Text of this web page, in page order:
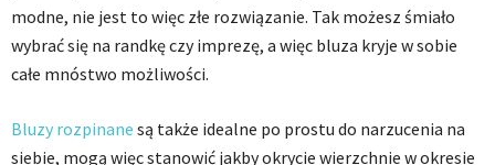
modne, nie jest to więc złe rozwiązanie. Tak możesz śmiało
wybrać się na randkę czy imprezę, a więc bluza kryje w sobie
całe mnóstwo możliwości.
Bluzy rozpinane są także idealne po prostu do narzucenia na
siebie, mogą więc stanowić jakby okrycie wierzchnie w okresie